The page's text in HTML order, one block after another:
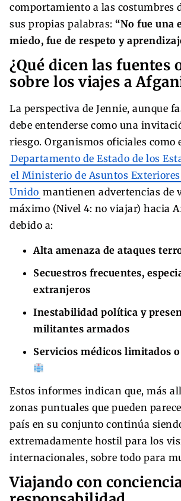
comportamiento a las costumbres
sus propias palabras: “No fue una
miedo, fue de respeto y
¿Qué dicen las fuentes
sobre los viajes a
La perspectiva de Jennie, aunque
debe entenderse como una
riesgo. Organismos oficiales como
Departamento de Estado de los
el Ministerio de Asuntos
Unido mantienen advertencias de
máximo (Nivel 4: no viajar) hacia
debido a:
Alta amenaza de ataques
Secuestros frecuentes,
extranjeros
Inestabilidad política y
militantes armados
Servicios médicos limitados
Estos informes indican que, más
zonas puntuales que pueden
país en su conjunto continúa
extremadamente hostil para los
internacionales, sobre todo para
Viajando con